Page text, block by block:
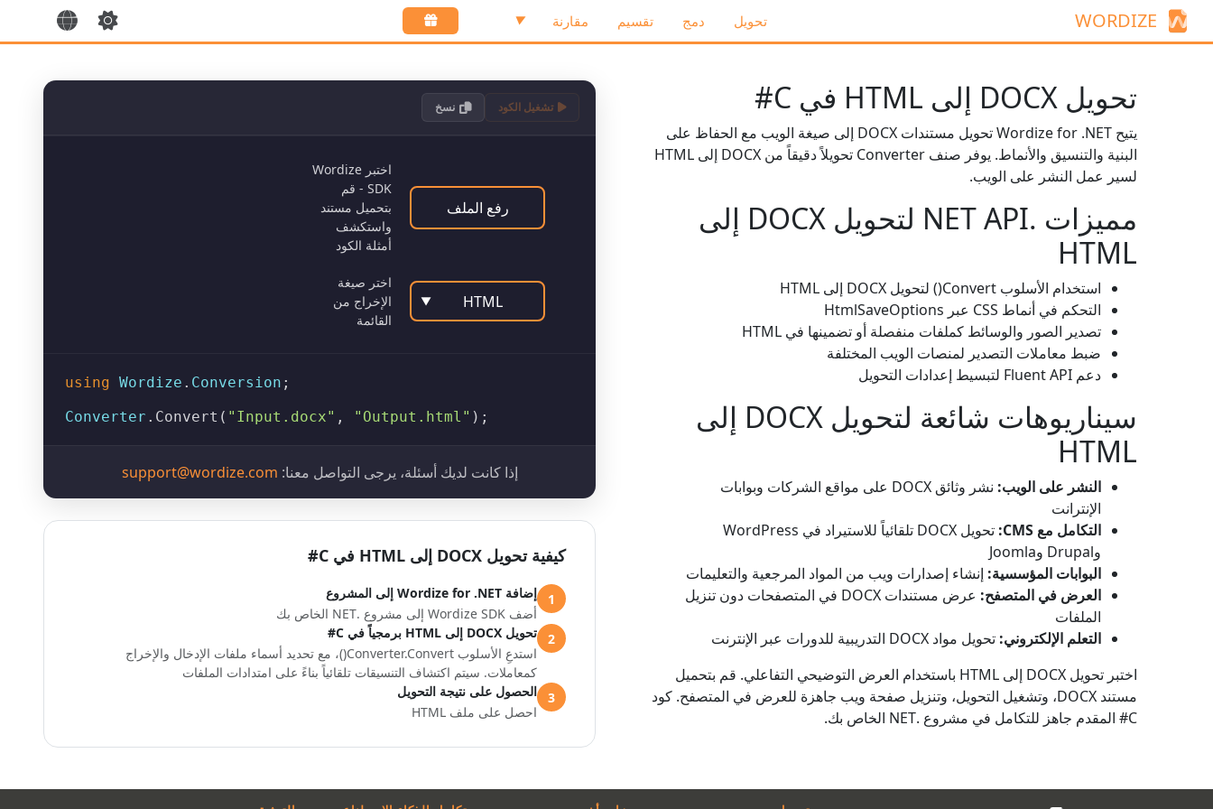
WORDIZE تحويل دمج تقسيم مقارنة ▼
تحويل DOCX إلى HTML في C#
يتيح Wordize for .NET تحويل مستندات DOCX إلى صيغة الويب مع الحفاظ على
البنية والتنسيق والأنماط. يوفر صنف Converter
تحويلاً دقيقاً من DOCX إلى HTML
لسير عمل النشر على الويب.
مميزات .NET API لتحويل DOCX إلى
HTML
استخدام الأسلوب Convert()
لتحويل DOCX إلى HTML
التحكم في أنماط CSS عبر
HtmlSaveOptions
تصدير الصور والوسائط كملفات منفصلة أو تضمينها في HTML
ضبط معاملات التصدير لمنصات الويب المختلفة
دعم Fluent API لتبسيط إعدادات التحويل
سيناريوهات شائعة لتحويل DOCX إلى
HTML
النشر على الويب:
نشر وثائق DOCX على مواقع الشركات وبوابات
الإنترانت
التكامل مع CMS:
تحويل DOCX تلقائياً للاستيراد في WordPress
وDrupal وJoomla
البوابات المؤسسية: إنشاء إصدارات ويب من المواد المرجعية والتعليمات
العرض في المتصفح:
عرض مستندات DOCX في المتصفحات دون تنزيل
الملفات
التعلم الإلكتروني: تحويل مواد DOCX التدريبية للدورات عبر الإنترنت
اختبر تحويل DOCX إلى HTML باستخدام العرض التوضيحي التفاعلي. قم بتحميل
مستند DOCX، وتشغيل التحويل، وتنزيل صفحة ويب جاهزة للعرض في المتصفح. كود
C# المقدم جاهز للتكامل في مشروع .NET الخاص بك.
تشغيل الكود نسخ
رفع الملف
اختبر Wordize
SDK - قم
بتحميل مستند
واستكشف
أمثلة الكود
HTML
▼
اختر صيغة
الإخراج من
القائمة
using Wordize . Conversion ;
Converter . Convert ( "Input.docx" , "Output.html" );
إذا كانت لديك أسئلة، يرجى التواصل معنا: support@wordize.com
كيفية تحويل DOCX إلى HTML في C#
1
إضافة Wordize for .NET إلى المشروع
أضف Wordize SDK إلى مشروع .NET الخاص بك
2
تحويل DOCX إلى HTML برمجياً في C#
استدعِ الأسلوب Converter.Convert()، مع تحديد أسماء ملفات الإدخال والإخراج
كمعاملات. سيتم اكتشاف التنسيقات تلقائياً بناءً على امتدادات الملفات
3
الحصول على نتيجة التحويل
احصل على ملف HTML